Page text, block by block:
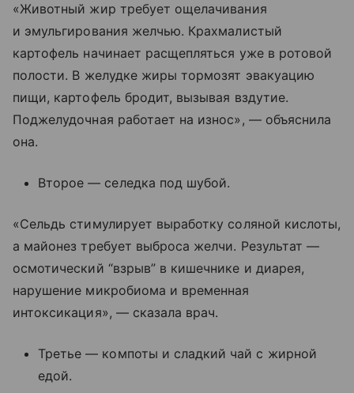
«Животный жир требует ощелачивания
и эмульгирования желчью. Крахмалистый
картофель начинает расщепляться уже в ротовой
полости. В желудке жиры тормозят эвакуацию
пищи, картофель бродит, вызывая вздутие.
Поджелудочная работает на износ», — объяснила
она.
Второе — селедка под шубой.
«Сельдь стимулирует выработку соляной кислоты,
а майонез требует выброса желчи. Результат —
осмотический “взрыв” в кишечнике и диарея,
нарушение микробиома и временная
интоксикация», — сказала врач.
Третье — компоты и сладкий чай с жирной
едой.